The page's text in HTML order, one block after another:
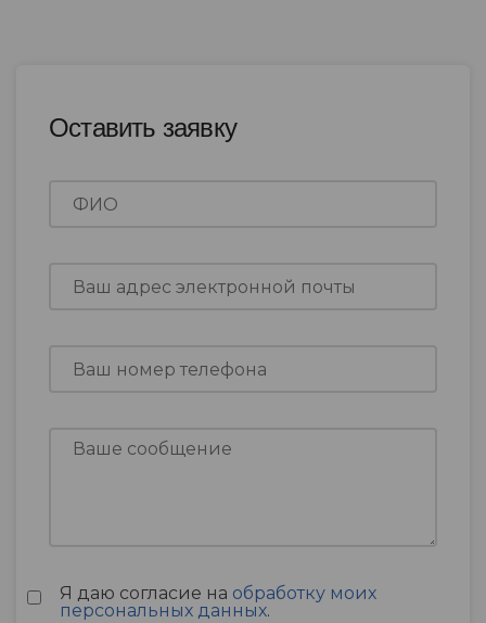
Оставить заявку
Я даю согласие на обработку моих
персональных данных.